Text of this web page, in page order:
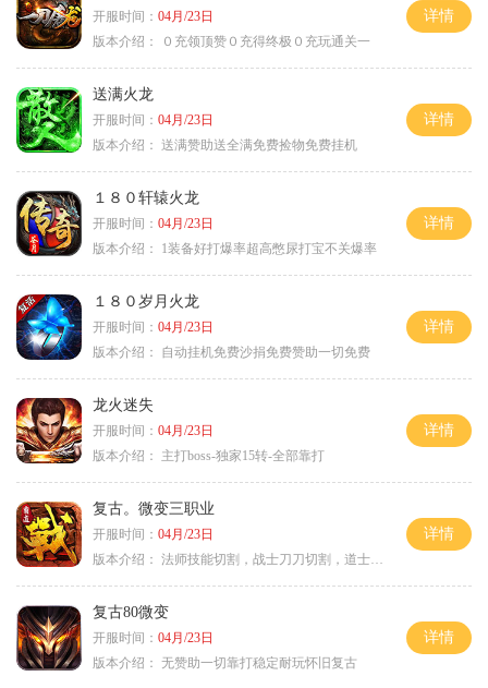
开服时间： 04月/23日
版本介绍：
０充领顶赞０充得终极０充玩通关一
详情
送满火龙
开服时间： 04月/23日
版本介绍： 送满赞助送全满免费捡物免费挂机
详情
１８０轩辕火龙
开服时间： 04月/23日
版本介绍：
1装备好打爆率超高憋尿打宝不关爆率
详情
１８０岁月火龙
开服时间： 04月/23日
版本介绍：
自动挂机免费沙捐免费赞助一切免费
详情
龙火迷失
开服时间： 04月/23日
版本介绍：
主打boss-独家15转-全部靠打
详情
复古。微变三职业
开服时间： 04月/23日
版本介绍： 法师技能切割，战士刀刀切割，道士宠物秒怪
详情
复古80微变
开服时间： 04月/23日
版本介绍： 无赞助一切靠打稳定耐玩怀旧复古
详情